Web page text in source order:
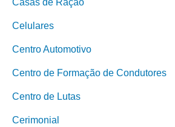
Casas de Ração
Celulares
Centro Automotivo
Centro de Formação de Condutores
Centro de Lutas
Cerimonial